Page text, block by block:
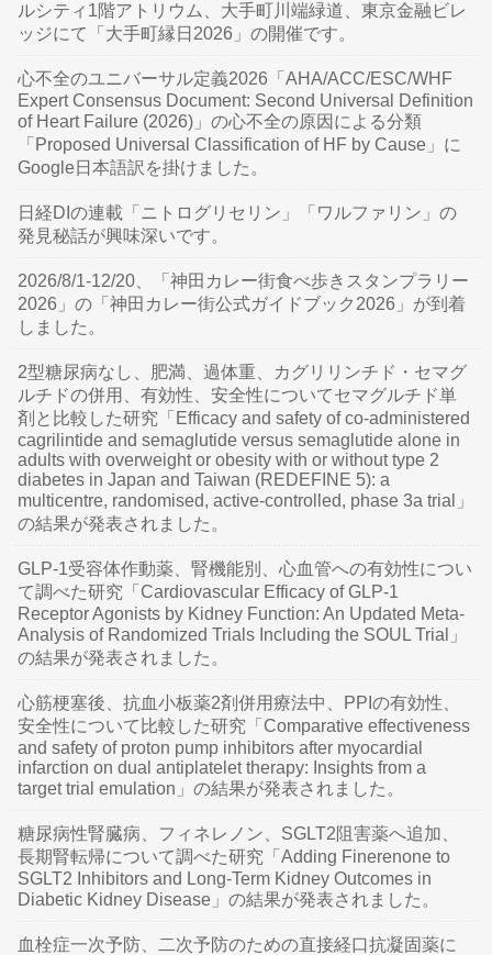
ルシティ1階アトリウム、大手町川端緑道、東京金融ビレ
ッジにて「大手町縁日2026」の開催です。
心不全のユニバーサル定義2026「AHA/ACC/ESC/WHF
Expert Consensus Document: Second Universal Definition
of Heart Failure (2026)」の心不全の原因による分類
「Proposed Universal Classification of HF by Cause」に
Google日本語訳を掛けました。
日経DIの連載「ニトログリセリン」「ワルファリン」の
発見秘話が興味深いです。
2026/8/1-12/20、「神田カレー街食べ歩きスタンプラリー
2026」の「神田カレー街公式ガイドブック2026」が到着
しました。
2型糖尿病なし、肥満、過体重、カグリリンチド・セマグ
ルチドの併用、有効性、安全性についてセマグルチド単
剤と比較した研究「Efficacy and safety of co-administered
cagrilintide and semaglutide versus semaglutide alone in
adults with overweight or obesity with or without type 2
diabetes in Japan and Taiwan (REDEFINE 5): a
multicentre, randomised, active-controlled, phase 3a trial」
の結果が発表されました。
GLP-1受容体作動薬、腎機能別、心血管への有効性につい
て調べた研究「Cardiovascular Efficacy of GLP-1
Receptor Agonists by Kidney Function: An Updated Meta-
Analysis of Randomized Trials Including the SOUL Trial」
の結果が発表されました。
心筋梗塞後、抗血小板薬2剤併用療法中、PPIの有効性、
安全性について比較した研究「Comparative effectiveness
and safety of proton pump inhibitors after myocardial
infarction on dual antiplatelet therapy: Insights from a
target trial emulation」の結果が発表されました。
糖尿病性腎臓病、フィネレノン、SGLT2阻害薬へ追加、
長期腎転帰について調べた研究「Adding Finerenone to
SGLT2 Inhibitors and Long-Term Kidney Outcomes in
Diabetic Kidney Disease」の結果が発表されました。
血栓症一次予防、二次予防のための直接経口抗凝固薬に